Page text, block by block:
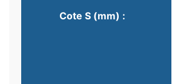
Cote S (mm) :